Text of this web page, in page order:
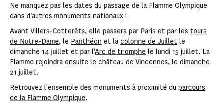
Ne manquez pas les dates du passage de la Flamme Olympique
dans d'autres monuments nationaux !
Avant Villers-Cotterêts, elle passera par Paris et par les tours
de Notre-Dame, le Panthéon et la colonne de Juillet le
dimanche 14 juillet et par l'Arc de triomphe le lundi 15 juillet. La
Flamme rejoindra ensuite le château de Vincennes, le dimanche
21 juillet.
Retrouvez l'ensemble des monuments à proximité du parcours
de la Flamme Olympique.